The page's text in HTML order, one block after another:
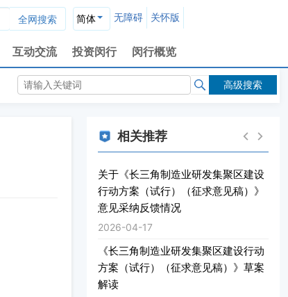
简体 无障碍 关怀版
互动交流 投资闵行 闵行概览
高级搜索
相关推荐
关于《长三角制造业研发集聚区建设
行动方案（试行）（征求意见稿）》
意见采纳反馈情况
2026-04-17
《长三角制造业研发集聚区建设行动
方案（试行）（征求意见稿）》草案
解读